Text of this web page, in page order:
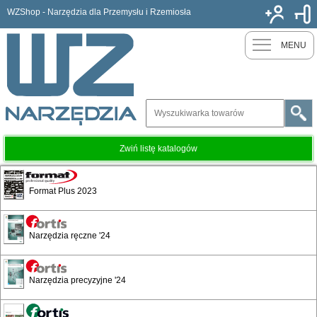
WZShop - Narzędzia dla Przemysłu i Rzemiosła Nowy
MENU
Zwiń listę katalogów
Format Plus 2023
Narzędzia ręczne '24
Narzędzia precyzyjne '24